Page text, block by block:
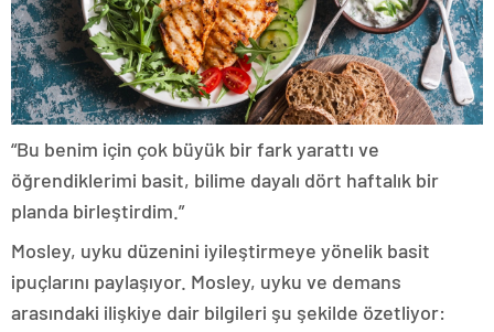
“Bu benim için çok büyük bir fark yarattı ve
öğrendiklerimi basit, bilime dayalı dört haftalık bir
planda birleştirdim.”
Mosley, uyku düzenini iyileştirmeye yönelik basit
ipuçlarını paylaşıyor. Mosley, uyku ve demans
arasındaki ilişkiye dair bilgileri şu şekilde özetliyor: